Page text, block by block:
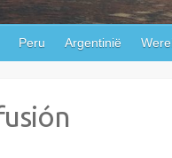
Peru Argentinië